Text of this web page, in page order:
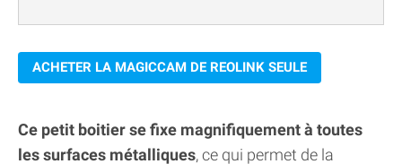
ACHETER LA MAGICCAM DE REOLINK SEULE
Ce petit boitier se fixe magnifiquement à toutes
les surfaces métalliques, ce qui permet de la